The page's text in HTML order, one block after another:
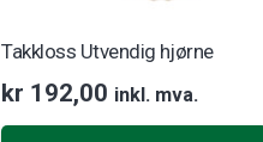
Takkloss Utvendig hjørne
kr 192,00 inkl. mva.